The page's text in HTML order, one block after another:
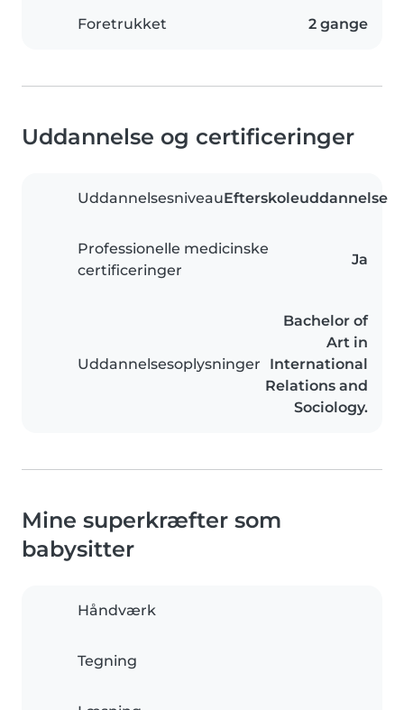
Foretrukket 2 gange
Uddannelse og certificeringer
UddannelsesniveauEfterskoleuddannelse
Professionelle medicinske
certificeringer
Ja
Uddannelsesoplysninger
Bachelor of
Art in
International
Relations and
Sociology.
Mine superkræfter som
babysitter
Håndværk
Tegning